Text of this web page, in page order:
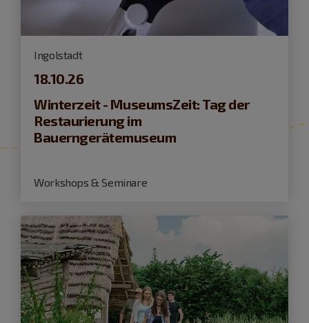
Ingolstadt
18.10.26
Winterzeit - MuseumsZeit: Tag der
Restaurierung im
Bauerngerätemuseum
Workshops & Seminare